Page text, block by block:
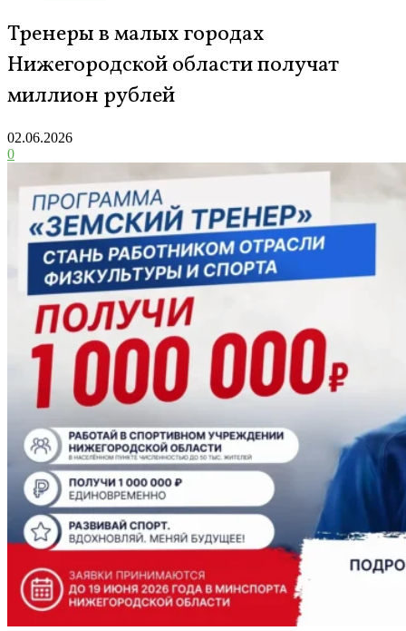
Тренеры в малых городах
Нижегородской области получат
миллион рублей
02.06.2026
0